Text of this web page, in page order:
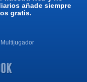
añade siempre
gratis.